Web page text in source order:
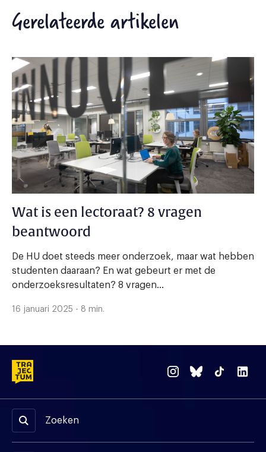
Gerelateerde artikelen
Wat is een lectoraat? 8 vragen
beantwoord
De HU doet steeds meer onderzoek, maar wat hebben
studenten daaraan? En wat gebeurt er met de
onderzoeksresultaten? 8 vragen...
16 januari 2025 - 8 min.
Zoeken